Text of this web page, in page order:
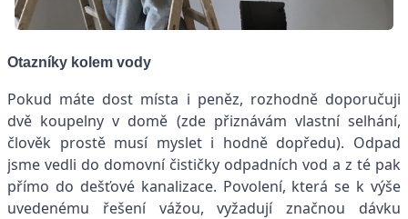
Otazníky kolem vody
Pokud máte dost místa i peněz, rozhodně doporučuji
dvě koupelny v domě (zde přiznávám vlastní selhání,
člověk prostě musí myslet i hodně dopředu). Odpad
jsme vedli do domovní čističky odpadních vod a z té pak
přímo do dešťové kanalizace. Povolení, která se k výše
uvedenému řešení vážou, vyžadují značnou dávku